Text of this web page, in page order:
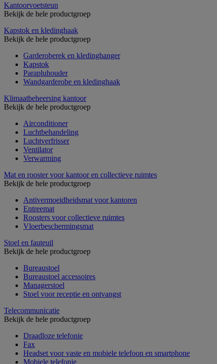
Kantoorvoetsteun
Bekijk de hele productgroep
Kapstok en kledinghaak
Bekijk de hele productgroep
Garderoberek en kledinghanger
Kapstok
Parapluhouder
Wandgarderobe en kledinghaak
Klimaatbeheersing kantoor
Bekijk de hele productgroep
Airconditioner
Luchtbehandeling
Luchtverfrisser
Ventilator
Verwarming
Mat en rooster voor kantoor en collectieve ruimtes
Bekijk de hele productgroep
Antivermoeidheidsmat voor kantoren
Entreemat
Roosters voor collectieve ruimtes
Vloerbeschermingsmat
Stoel en fauteuil
Bekijk de hele productgroep
Bureaustoel
Bureaustoel accessoires
Managerstoel
Stoel voor receptie en ontvangst
Telecommunicatie
Bekijk de hele productgroep
Draadloze telefonie
Fax
Headset voor vaste en mobiele telefoon en smartphone
Mobiele telefonie